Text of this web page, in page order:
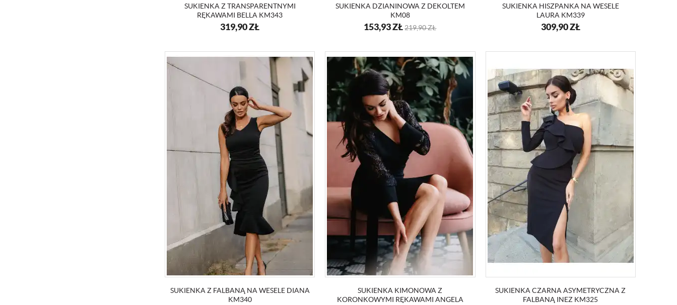
SUKIENKA Z TRANSPARENTNYMI
RĘKAWAMI BELLA KM343
319,90ZŁ
SUKIENKA DZIANINOWA Z DEKOLTEM
KM08
153,93ZŁ 219,90ZŁ
SUKIENKA HISZPANKA NA WESELE
LAURA KM339
309,90ZŁ
SUKIENKA Z FALBANĄ NA WESELE DIANA
KM340
SUKIENKA KIMONOWA Z
KORONKOWYMI RĘKAWAMI ANGELA
SUKIENKA CZARNA ASYMETRYCZNA Z
FALBANĄ INEZ KM325